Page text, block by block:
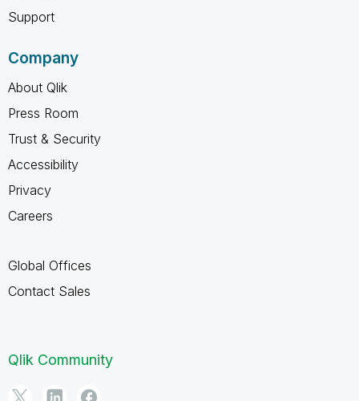
Support
Company
About Qlik
Press Room
Trust & Security
Accessibility
Privacy
Careers
Global Offices
Contact Sales
Qlik Community